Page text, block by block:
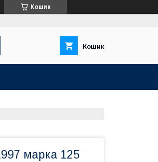
Кошик
Кошик
марка 125